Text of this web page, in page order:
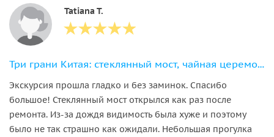
Tatiana T.
Три грани Китая: стеклянный мост, чайная церемония и китайский цирк
Экскурсия прошла гладко и без заминок. Спасибо
большое! Стеклянный мост открылся как раз после
ремонта. Из-за дождя видимость была хуже и поэтому
было не так страшно как ожидали. Небольшая прогулка